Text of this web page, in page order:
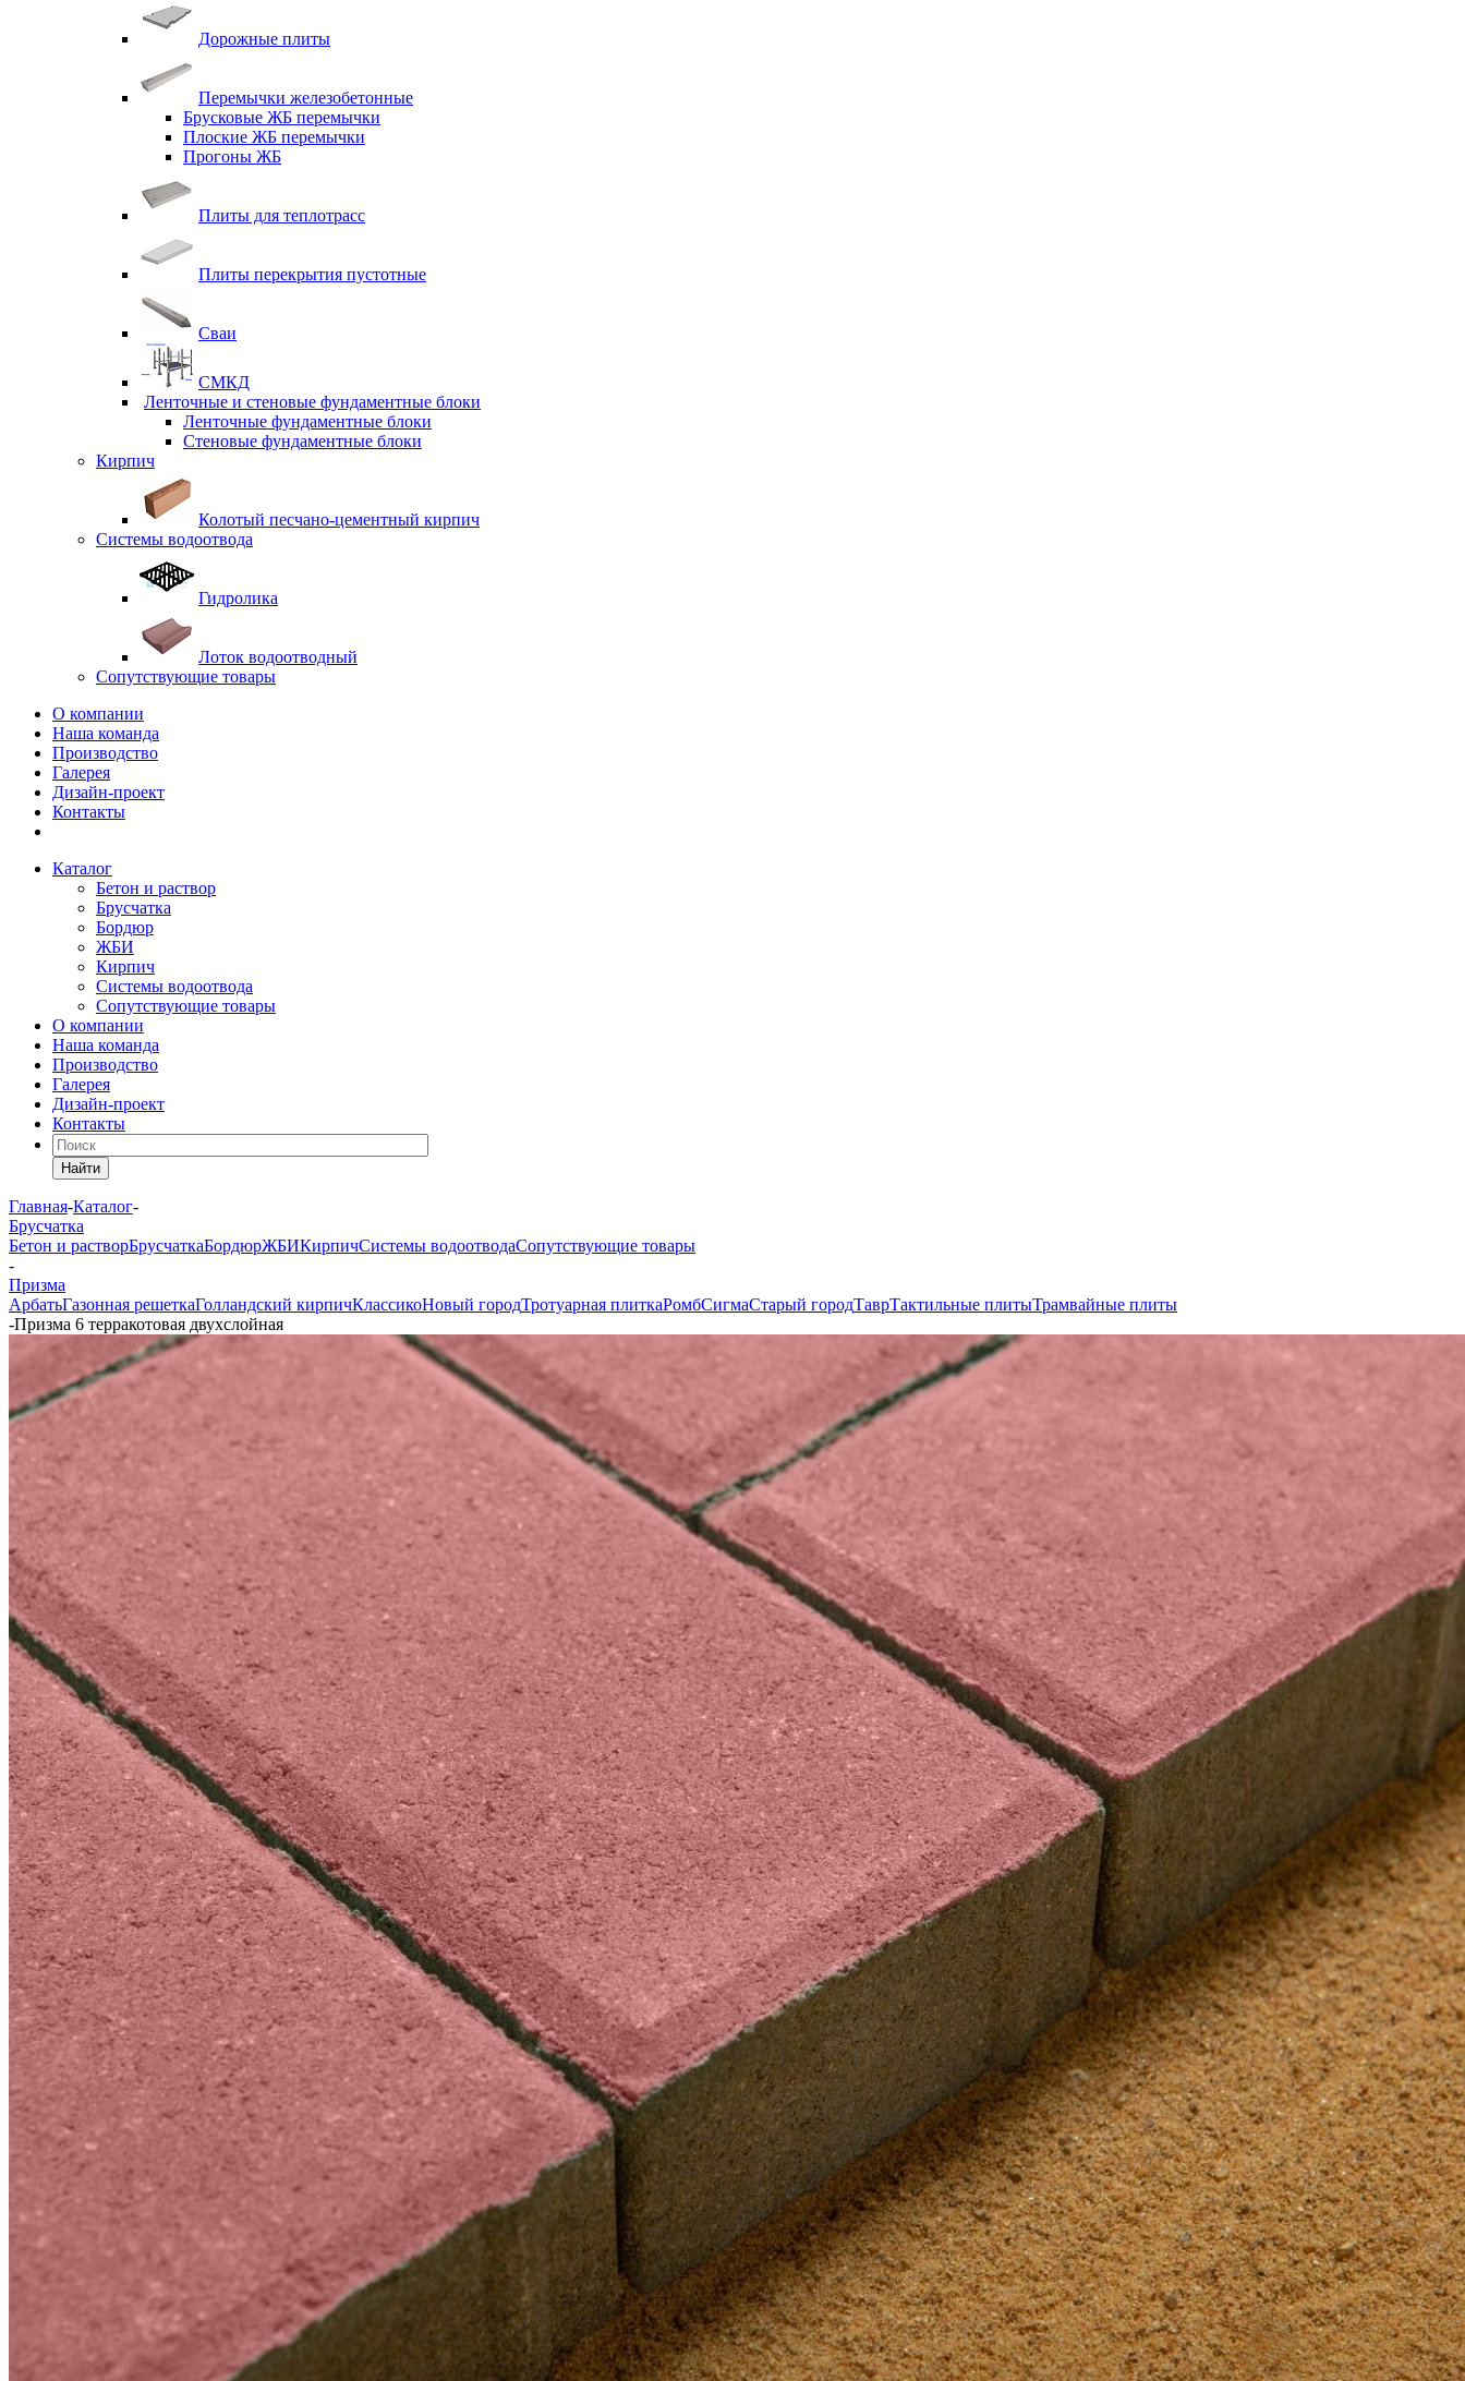
Дорожные плиты
Перемычки железобетонные
Брусковые ЖБ перемычки
Плоские ЖБ перемычки
Прогоны ЖБ
Плиты для теплотрасс
Плиты перекрытия пустотные
Сваи
СМКД
Ленточные и стеновые фундаментные блоки
Ленточные фундаментные блоки
Стеновые фундаментные блоки
Кирпич
Колотый песчано-цементный кирпич
Системы водоотвода
Гидролика
Лоток водоотводный
Сопутствующие товары
О компании
Наша команда
Производство
Галерея
Дизайн-проект
Контакты
Каталог
Бетон и раствор
Брусчатка
Бордюр
ЖБИ
Кирпич
Системы водоотвода
Сопутствующие товары
О компании
Наша команда
Производство
Галерея
Дизайн-проект
Контакты
Найти
Главная-Каталог-
Брусчатка
Бетон и растворБрусчаткаБордюрЖБИКирпичСистемы водоотводаСопутствующие товары
-
Призма
АрбатьГазонная решеткаГолландский кирпичКлассикоНовый городТротуарная плиткаРомбСигмаСтарый городТаврТактильные плитыТрамвайные плиты
-Призма 6 терракотовая двухслойная